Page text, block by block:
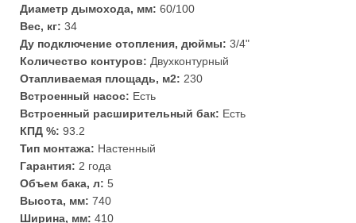
Диаметр дымохода, мм: 60/100
Вес, кг: 34
Ду подключение отопления, дюймы: 3/4"
Количество контуров: Двухконтурный
Отапливаемая площадь, м2: 230
Встроенный насос: Есть
Встроенный расширительный бак: Есть
КПД %: 93.2
Тип монтажа: Настенный
Гарантия: 2 года
Объем бака, л: 5
Высота, мм: 740
Ширина, мм: 410